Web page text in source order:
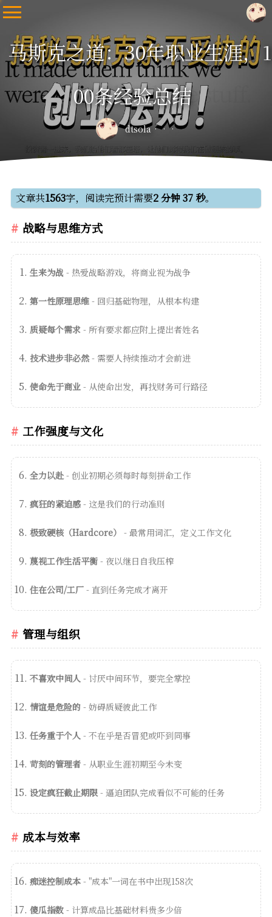
马斯克之道：30年职业生涯，1
00条经验总结
dtsola
文章共1563字，阅读完预计需要2 分钟 37 秒。
战略与思维方式
生来为战 - 热爱战略游戏，将商业视为战争
第一性原理思维- 回归基础物理，从根本构建
质疑每个需求- 所有要求都应附上提出者姓名
技术进步非必然- 需要人持续推动才会前进
使命先于商业- 从使命出发，再找财务可行路径
工作强度与文化
全力以赴- 创业初期必须每时每刻拼命工作
疯狂的紧迫感- 这是我们的行动准则
极致硬核（Hardcore） - 最常用词汇，定义工作文化
蔑视工作生活平衡- 夜以继日自我压榨
住在公司/工厂- 直到任务完成才离开
管理与组织
不喜欢中间人 - 讨厌中间环节，要完全掌控
情谊是危险的- 妨碍质疑彼此工作
任务重于个人 - 不在乎是否冒犯或吓到同事
苛刻的管理者- 从职业生涯初期至今未变
设定疯狂截止期限- 逼迫团队完成看似不可能的任务
成本与效率
痴迷控制成本- "成本"一词在书中出现158次
傻瓜指数- 计算成品比基础材料贵多少倍